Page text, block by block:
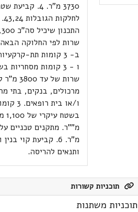
3730 מ"ר. 4.
ב- 3 קומות תת-
שרות
מרכולים, בנקים, בתי
ו/או
מ"ר. 6. קביעת קוי
ותנאים להריסה.
תוכניות קשורות
תוכניות משתנות